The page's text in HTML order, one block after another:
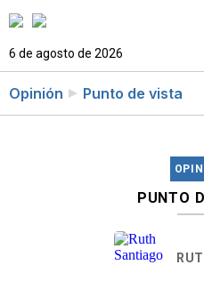
6 de agosto de 2026
Opinión Punto de vista
PUNTO